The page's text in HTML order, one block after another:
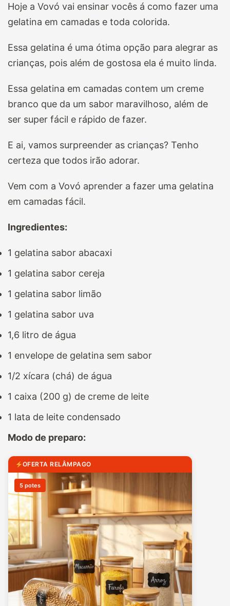
Hoje a Vovó vai ensinar vocês á como fazer uma
gelatina em camadas e toda colorida.
Essa gelatina é uma ótima opção para alegrar as
crianças, pois além de gostosa ela é muito linda.
Essa gelatina em camadas contem um creme
branco que da um sabor maravilhoso, além de
ser super fácil e rápido de fazer.
E ai, vamos surpreender as crianças? Tenho
certeza que todos irão adorar.
Vem com a Vovó aprender a fazer uma gelatina
em camadas fácil.
Ingredientes:
1 gelatina sabor abacaxi
1 gelatina sabor cereja
1 gelatina sabor limão
1 gelatina sabor uva
1,6 litro de água
1 envelope de gelatina sem sabor
1/2 xícara (chá) de água
1 caixa (200 g) de creme de leite
1 lata de leite condensado
Modo de preparo:
OFERTA RELÂMPAGO
5 potes